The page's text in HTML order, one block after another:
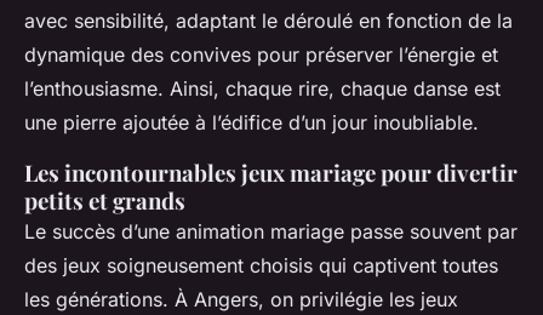
avec sensibilité, adaptant le déroulé en fonction de la
dynamique des convives pour préserver l’énergie et
l’enthousiasme. Ainsi, chaque rire, chaque danse est
une pierre ajoutée à l’édifice d’un jour inoubliable.
Les incontournables jeux mariage pour divertir
petits et grands
Le succès d’une animation mariage passe souvent par
des jeux soigneusement choisis qui captivent toutes
les générations. À Angers, on privilégie les jeux